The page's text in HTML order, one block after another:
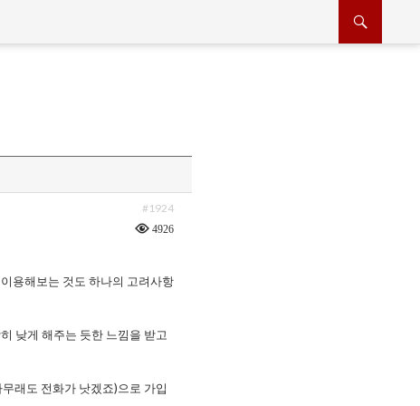
#1924
4926
용해보는 것도 하나의 고려사항
낮게 해주는 듯한 느낌을 받고
래도 전화가 낫겠죠)으로 가입